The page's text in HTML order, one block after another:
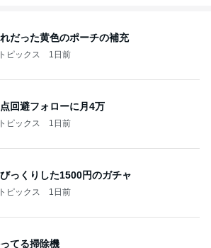
だった黄色のポーチの補充
ピックス 1日前
回避フォローに月4万
ピックス 1日前
っくりした1500円のガチャ
ピックス 1日前
てる掃除機